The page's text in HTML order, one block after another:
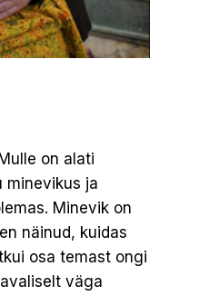
on alati
minevikus ja
Minevik on
näinud, kuidas
osa temast ongi
väga